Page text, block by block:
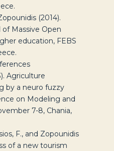
(2014).
Massive Open
education, FEBS
Agriculture
by a neuro fuzzy
on Modeling and
7-8, Chania,
F., and Zopounidis
of a new tourism